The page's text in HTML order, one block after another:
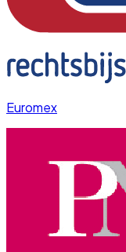
Euromex